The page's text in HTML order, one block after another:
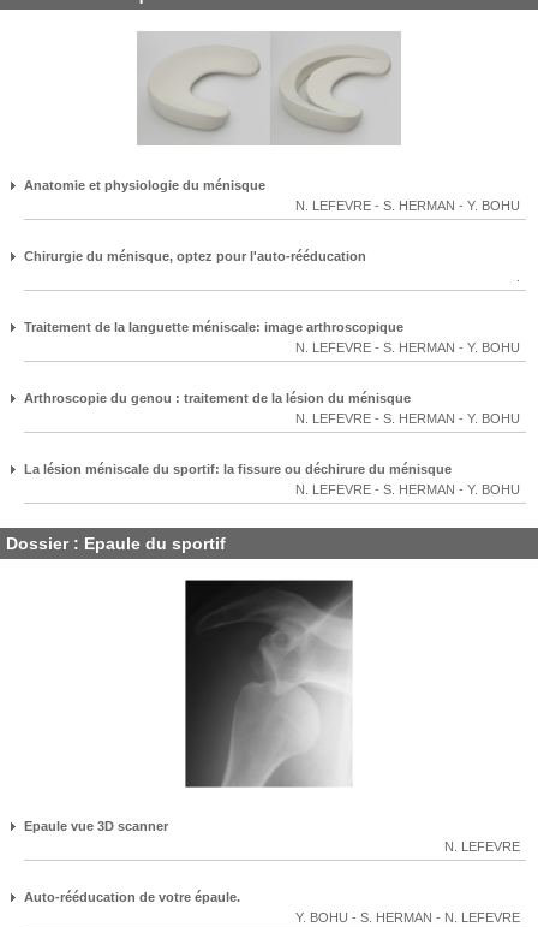
Anatomie et physiologie du ménisque
N. LEFEVRE - S. HERMAN - Y. BOHU
Chirurgie du ménisque, optez pour l'auto-rééducation
Traitement de la languette méniscale: image arthroscopique
N. LEFEVRE - S. HERMAN - Y. BOHU
Arthroscopie du genou : traitement de la lésion du ménisque
N. LEFEVRE - S. HERMAN - Y. BOHU
La lésion méniscale du sportif: la fissure ou déchirure du ménisque
N. LEFEVRE - S. HERMAN - Y. BOHU
Dossier : Epaule du sportif
Epaule vue 3D scanner
N. LEFEVRE
Auto-rééducation de votre épaule.
Y. BOHU - S. HERMAN - N. LEFEVRE